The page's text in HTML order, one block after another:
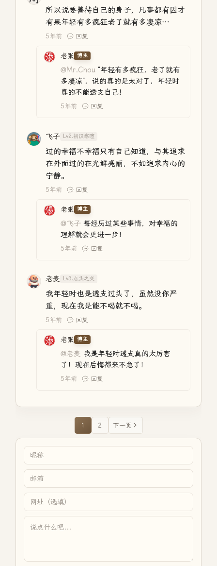
所以说要善待自己的身子，凡事都有因才
有果年轻有多疯狂老了就有多凄凉…
5年前 回复
老张 博主
@Mr.Chou “年轻有多疯狂，老了就有
多凄凉”，说的真的是太对了，年轻时
真的不能透支自己！
5年前 回复
飞子 Lv2.初识寒暄
过的幸福不幸福只有自己知道，与其追求
在外面过的在光鲜亮丽，不如追求内心的
宁静。
5年前 回复
老张 博主
@飞子 每经历过某些事情，对幸福的
理解就会更进一步！
5年前 回复
老麦 Lv3.点头之交
我年轻时也是透支过头了，虽然没你严
重，现在我是能不喝就不喝。
5年前 回复
老张 博主
@老麦 我是年轻时透支真的太厉害
了！现在后悔都来不急了！
5年前 回复
1 2 下一页